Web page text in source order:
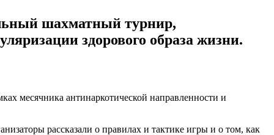
шахматный турнир,
здорового образа жизни.
месячника антинаркотической направленности и
рассказали о правилах и тактике игры и о том, как